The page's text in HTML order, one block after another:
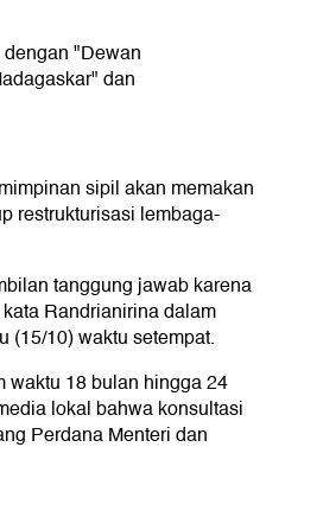
"Dewan
dan
sipil akan memakan
restrukturisasi lembaga-
tanggung jawab karena
Randrianirina dalam
(15/10) waktu setempat.
waktu 18 bulan hingga 24
lokal bahwa konsultasi
Perdana Menteri dan